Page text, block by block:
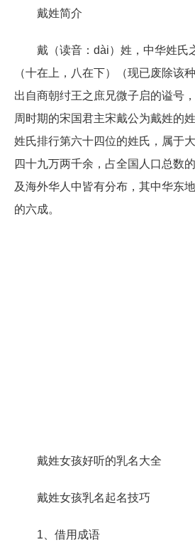
戴姓简介
戴（读音：dài）姓，中华姓氏
（十在上，八在下）（现已废除该
出自商朝纣王之庶兄微子启的谥号
周时期的宋国君主宋戴公为戴姓的
姓氏排行第六十四位的姓氏，属于
四十九万两千余，占全国人口总数
及海外华人中皆有分布，其中华东
的六成。
戴姓女孩好听的乳名大全
戴姓女孩乳名起名技巧
1、借用成语